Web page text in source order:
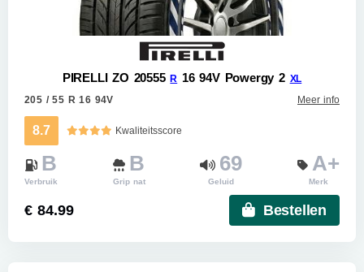
PIRELLI ZO 20555R 16 94V Powergy 2 XL
205 / 55 R 16 94V
Meer info
8.7 Kwaliteitsscore
B
Verbruik
B
Grip nat
69
Geluid
A+
Merk
€ 84.99 Bestellen